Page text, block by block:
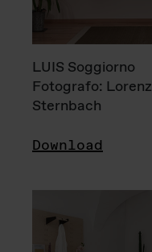
LUIS Soggiorno
Fotografo: Lorenz
Sternbach
Download